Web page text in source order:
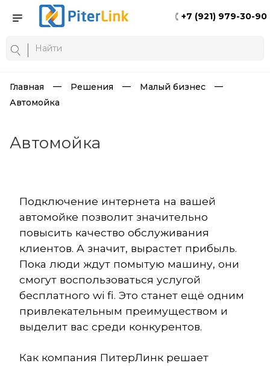
+7 (921) 979-30-90
Главная Решения
Малый бизнес
Автомойка
Автомойка
Подключение интернета на вашей
автомойке позволит значительно
повысить качество обслуживания
клиентов. А значит, вырастет прибыль.
Пока люди ждут помытую машину, они
смогут воспользоваться услугой
бесплатного wi fi. Это станет ещё одним
привлекательным преимуществом и
выделит вас среди конкурентов.
Как компания ПитерЛинк решает